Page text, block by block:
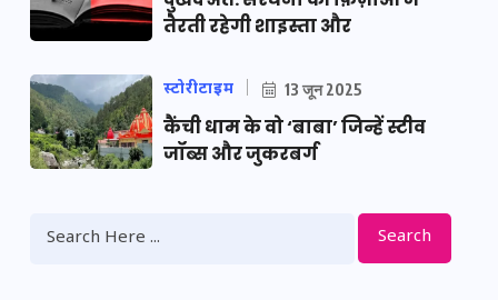
तैरती रहेगी शाइस्ता और
स्टोरीटाइम 13 जून 2025
कैंची धाम के वो ‘बाबा’ जिन्हें स्टीव
जॉब्स और जुकरबर्ग
Search